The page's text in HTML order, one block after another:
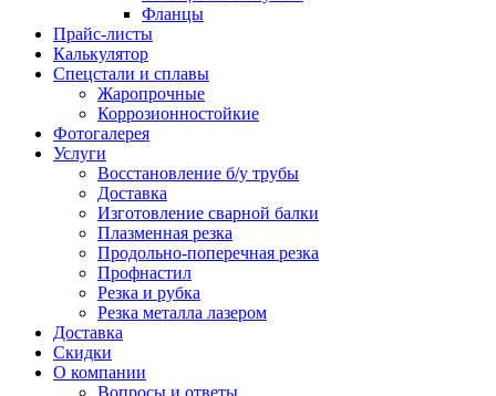
Фланцы
Прайс-листы
Калькулятор
Спецстали и сплавы
Жаропрочные
Коррозионностойкие
Фотогалерея
Услуги
Восстановление б/у трубы
Доставка
Изготовление сварной балки
Плазменная резка
Продольно-поперечная резка
Профнастил
Резка и рубка
Резка металла лазером
Доставка
Скидки
О компании
Вопросы и ответы